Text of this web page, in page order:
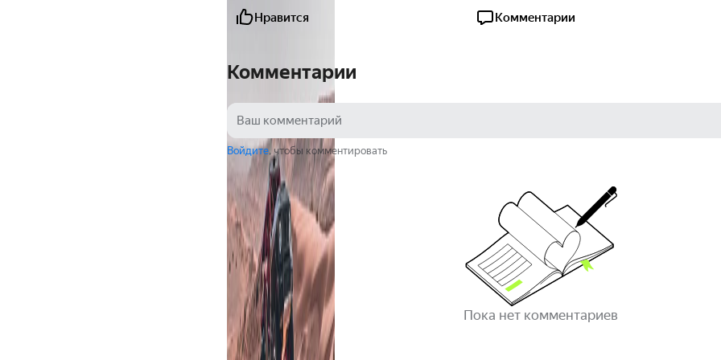
Нравится Комментарии
Комментарии
Войдите, чтобы комментировать
Пока нет комментариев